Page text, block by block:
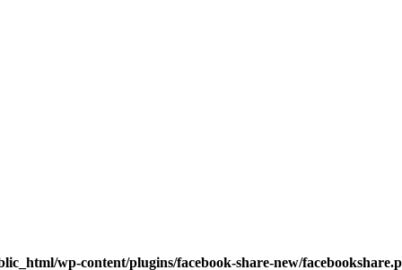
wp-content/plugins/facebook-share-new/